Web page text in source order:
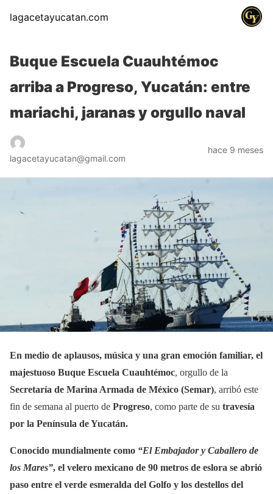
lagacetayucatan.com
Buque Escuela Cuauhtémoc
arriba a Progreso, Yucatán: entre
mariachi, jaranas y orgullo naval
lagacetayucatan@gmail.com
hace 9 meses
En medio de aplausos, música y una gran emoción familiar, el
majestuoso Buque Escuela Cuauhtémoc, orgullo de la
Secretaría de Marina Armada de México (Semar), arribó este
fin de semana al puerto de Progreso, como parte de su travesía
por la Península de Yucatán.
Conocido mundialmente como “El Embajador y Caballero de
los Mares”, el velero mexicano de 90 metros de eslora se abrió
paso entre el verde esmeralda del Golfo y los destellos del